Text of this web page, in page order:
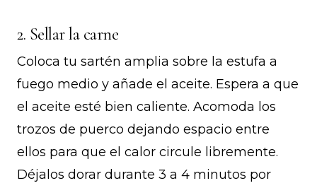
2. Sellar la carne
Coloca tu sartén amplia sobre la estufa a
fuego medio y añade el aceite. Espera a que
el aceite esté bien caliente. Acomoda los
trozos de puerco dejando espacio entre
ellos para que el calor circule libremente.
Déjalos dorar durante 3 a 4 minutos por